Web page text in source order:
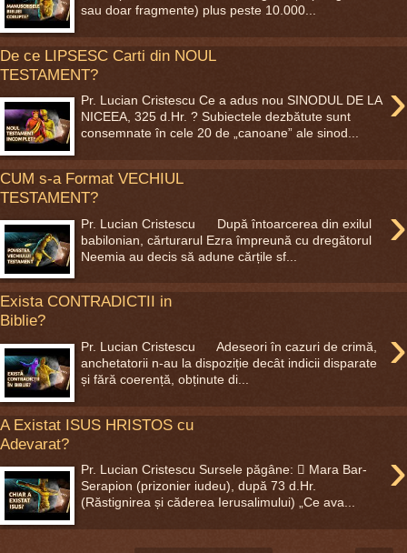
sau doar fragmente) plus peste 10.000...
De ce LIPSESC Carti din NOUL
TESTAMENT?
›
Pr. Lucian Cristescu Ce a adus nou SINODUL DE LA
NICEEA, 325 d.Hr. ? Subiectele dezbătute sunt
consemnate în cele 20 de „canoane” ale sinod...
CUM s-a Format VECHIUL
TESTAMENT?
›
Pr. Lucian Cristescu După întoarcerea din exilul
babilonian, cărturarul Ezra împreună cu dregătorul
Neemia au decis să adune cărțile sf...
Exista CONTRADICTII in
Biblie?
›
Pr. Lucian Cristescu Adeseori în cazuri de crimă,
anchetatorii n-au la dispoziție decât indicii disparate
și fără coerență, obținute di...
A Existat ISUS HRISTOS cu
Adevarat?
›
Pr. Lucian Cristescu Sursele păgâne:  Mara Bar-
Serapion (prizonier iudeu), după 73 d.Hr.
(Răstignirea și căderea Ierusalimului) „Ce ava...